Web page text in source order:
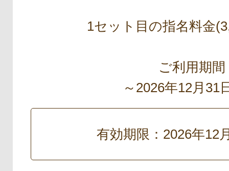
1セット目の指名料金
ご利用期間
～2026年12月31
有効期限：2026年12